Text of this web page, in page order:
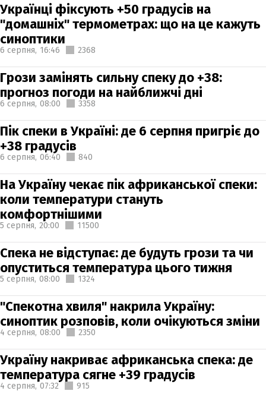
Українці фіксують +50 градусів на
"домашніх" термометрах: що на це кажуть
синоптики
6 серпня, 16:46 2368
Грози замінять сильну спеку до +38:
прогноз погоди на найближчі дні
6 серпня, 08:00 3358
Пік спеки в Україні: де 6 серпня пригріє до
+38 градусів
6 серпня, 06:40 840
На Україну чекає пік африканської спеки:
коли температури стануть
комфортнішими
5 серпня, 20:00 11500
Спека не відступає: де будуть грози та чи
опуститься температура цього тижня
5 серпня, 08:00 1324
"Спекотна хвиля" накрила Україну:
синоптик розповів, коли очікуються зміни
4 серпня, 08:00 2350
Україну накриває африканська спека: де
температура сягне +39 градусів
4 серпня, 07:32 915